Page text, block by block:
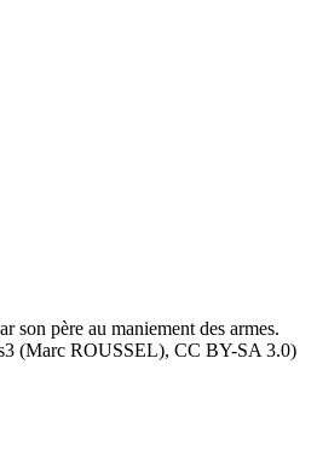
son père au maniement des armes.
(Marc ROUSSEL), CC BY-SA 3.0)